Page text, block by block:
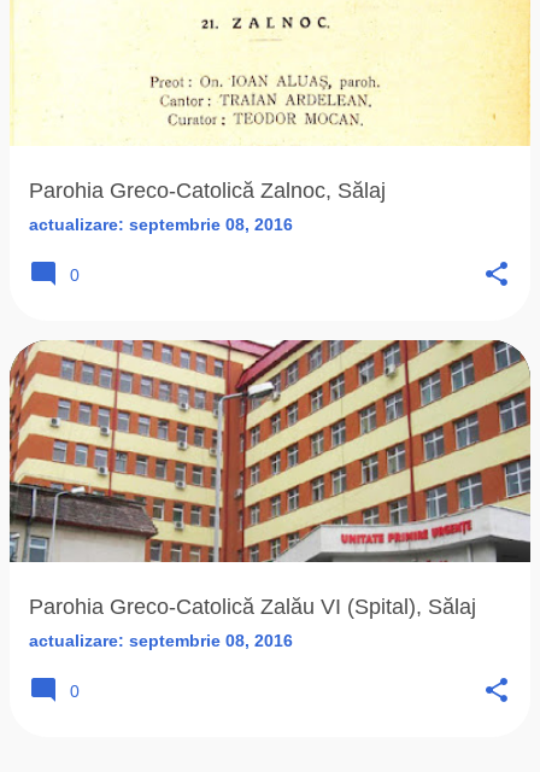
Parohia Greco-Catolică Zalnoc, Sălaj
actualizare: septembrie 08, 2016
0
Parohia Greco-Catolică Zalău VI (Spital), Sălaj
actualizare: septembrie 08, 2016
0